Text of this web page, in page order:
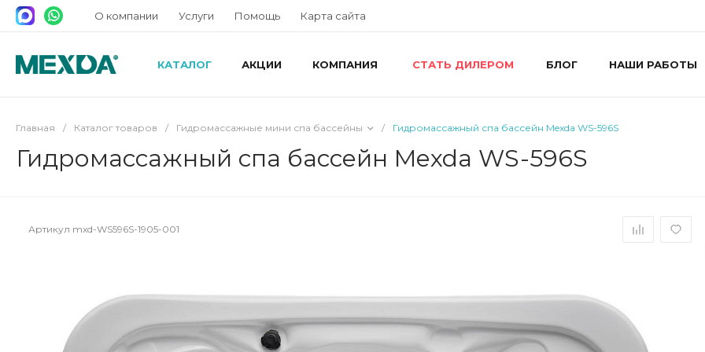
О компании Услуги Помощь Карта сайта
КАТАЛОГ АКЦИИ КОМПАНИЯ СТАТЬ ДИЛЕРОМ БЛОГ НАШИ РАБОТЫ
Главная / Каталог товаров / Гидромассажные мини спа бассейны / Гидромассажный спа бассейн Mexda WS-596S
Гидромассажный спа бассейн Mexda WS-596S
Артикул mxd-WS596S-1905-001